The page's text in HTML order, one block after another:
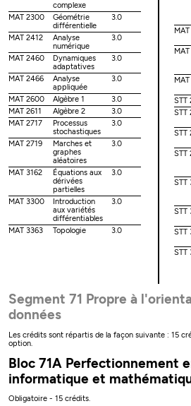
complexe
MAT 2300
Géométrie
différentielle
3.0
MAT 2412
Analyse
numérique
3.0
MAT 2460
Dynamiques
adaptatives
3.0
MAT 2466
Analyse
appliquée
3.0
MAT 2600 Algèbre 1
3.0
MAT 2611
Algèbre 2
3.0
MAT 2717
Processus
stochastiques
3.0
MAT 2719
Marches et
graphes
aléatoires
3.0
MAT 3162
Équations aux
dérivées
partielles
3.0
MAT 3300
Introduction
aux variétés
différentiables
3.0
MAT 3363 Topologie 3.0
STT
STT
STT
STT
STT
STT
STT
STT
Segment 71 Propre à
données
Les crédits sont répartis de la façon suivante : 15
option.
Bloc 71A Perfectionnement
informatique et
Obligatoire - 15 crédits.